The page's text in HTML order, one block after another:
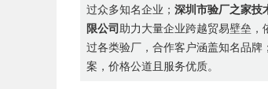
过众多知名企业；深圳市验厂之家技
限公司助力大量企业跨越贸易壁垒
过各类验厂，合作客户涵盖知名品牌
案，价格公道且服务优质。